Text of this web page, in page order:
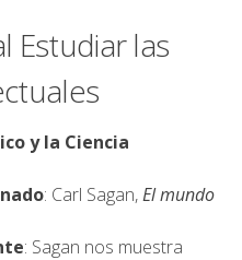
Estudiar las
y la Ciencia
: Carl Sagan,El mundo
: Sagan nos muestra